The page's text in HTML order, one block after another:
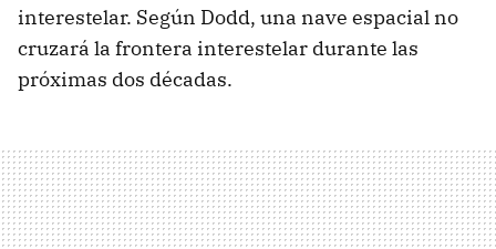
interestelar. Según Dodd, una nave espacial no
cruzará la frontera interestelar durante las
próximas dos décadas.